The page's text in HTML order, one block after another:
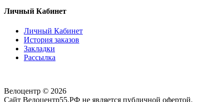
Личный Кабинет
Личный Кабинет
История заказов
Закладки
Рассылка
Велоцентр © 2026
Сайт Велоцентр55.РФ не является публичной офертой.